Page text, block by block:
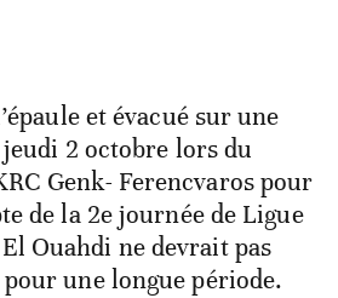
et évacué sur une
2 octobre lors du
Genk- Ferencvaros pour
de la 2e journée de Ligue
Ouahdi ne devrait pas
une longue période.